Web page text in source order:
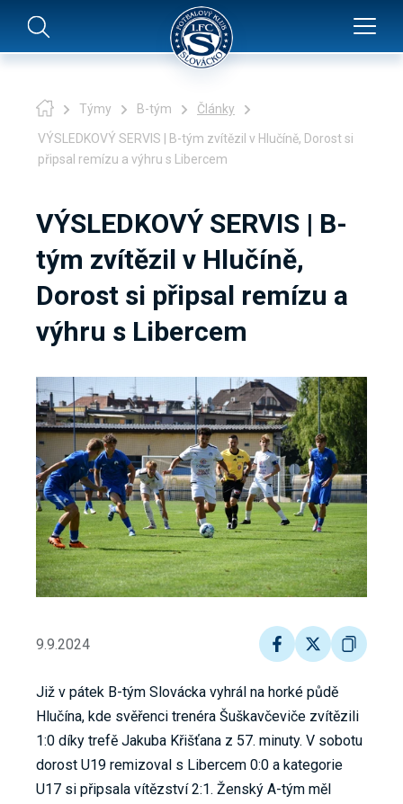
Týmy B-tým Články
VÝSLEDKOVÝ SERVIS | B-tým zvítězil v Hlučíně, Dorost si
připsal remízu a výhru s Libercem
VÝSLEDKOVÝ SERVIS | B-
tým zvítězil v Hlučíně,
Dorost si připsal remízu a
výhru s Libercem
9.9.2024
Již v pátek B-tým Slovácka vyhrál na horké půdě
Hlučína, kde svěřenci trenéra Šuškavčeviče zvítězili
1:0 díky trefě Jakuba Křišťana z 57. minuty. V sobotu
dorost U19 remizoval s Libercem 0:0 a kategorie
U17 si připsala vítězství 2:1. Ženský A-tým měl